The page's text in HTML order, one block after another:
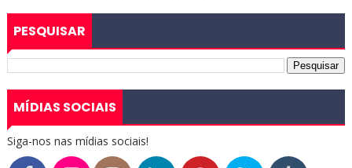
PESQUISAR
MÍDIAS SOCIAIS
Siga-nos nas mídias sociais!